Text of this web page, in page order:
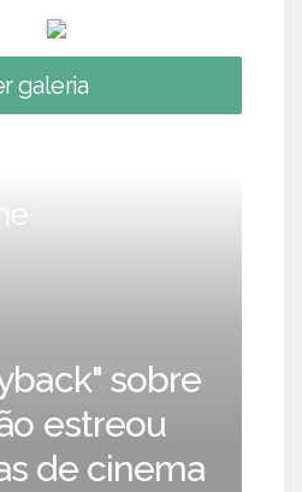
galeria
sobre
estreou
de cinema